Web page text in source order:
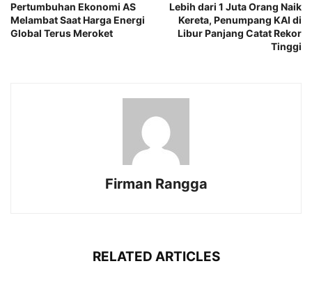
Pertumbuhan Ekonomi AS
Melambat Saat Harga Energi
Global Terus Meroket
Lebih dari 1 Juta Orang Naik
Kereta, Penumpang KAI di
Libur Panjang Catat Rekor
Tinggi
Firman Rangga
RELATED ARTICLES